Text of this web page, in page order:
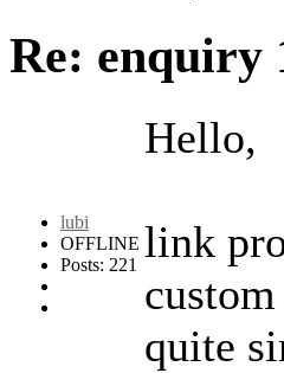
Re: enquiry
lubi
OFFLINE
Posts: 221
Hello,
link
quite